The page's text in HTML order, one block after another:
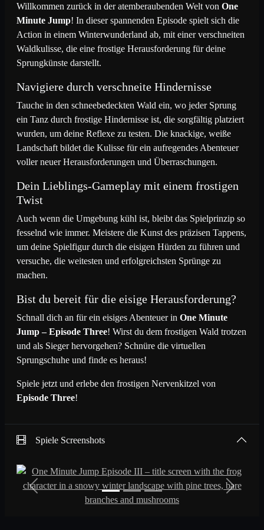
Willkommen zurück in der atemberaubenden Welt von One
Minute Jump! In dieser spannenden Episode spielt sich die
Action in einem Winterwunderland ab, mit einer verschneiten
Waldkulisse, die eine frostige Herausforderung für deine
Sprungkünste darstellt.
Navigiere durch verschneite Hindernisse
Tauche in den schneebedeckten Wald ein, wo jeder Sprung
ein Tanz durch frostige Hindernisse ist, die sorgfältig platziert
wurden, um deine Reflexe zu testen. Die knackige, weiße
Landschaft bildet die Kulisse für ein aufregendes Abenteuer
voller neuer Herausforderungen und Überraschungen.
Dein Lieblings-Gameplay mit einem frostigen
Twist
Auch wenn die Umgebung kühl ist, bleibt das Spielprinzip so
fesselnd wie immer. Meistere die Kunst des präzisen Tappens,
um deine Spielfigur durch die eisigen Hürden zu führen und
versuche, die weitesten und erfolgreichsten Sprünge zu
machen.
Bist du bereit für die eisige Herausforderung?
Schnall dich an für ein eisiges Abenteuer in One Minute
Jump – Episode Three! Wirst du dem frostigen Wald trotzen
und als Sieger hervorgehen? Schnüre die virtuellen
Sprungschuhe und finde es heraus!
Spiele jetzt und erlebe den frostigen Nervenkitzel von
Episode Three!
Spiele Screenshots
Previous Next